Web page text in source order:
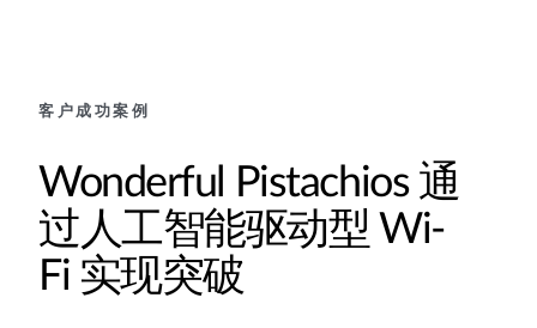
客户成功案例
Wonderful Pistachios 通
过人工智能驱动型 Wi-
Fi 实现突破